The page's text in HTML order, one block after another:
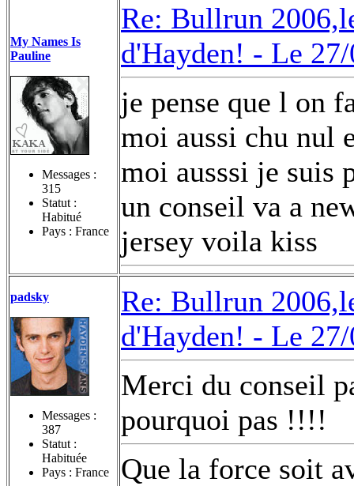
My Names Is
Pauline
Messages :
315
Statut :
Habitué
Pays : France
Re: Bullrun
d'Hayden! - Le
je pense que l on
moi aussi chu nul
moi ausssi je suis
un conseil va a
jersey voila kiss
padsky
Messages :
387
Statut :
Habituée
Pays : France
Re: Bullrun
d'Hayden! - Le
Merci du conseil
pourquoi pas !!!!
Que la force soit